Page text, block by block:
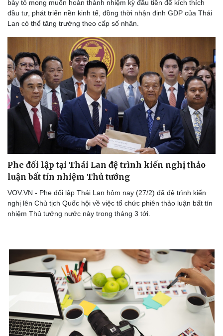
bày tỏ mong muốn hoàn thành nhiệm kỳ đầu tiên để kích thích
đầu tư, phát triển nền kinh tế, đồng thời nhận định GDP của Thái
Lan có thể tăng trưởng theo cấp số nhân.
Phe đối lập tại Thái Lan đệ trình kiến nghị thảo
luận bất tín nhiệm Thủ tướng
VOV.VN - Phe đối lập Thái Lan hôm nay (27/2) đã đệ trình kiến
nghị lên Chủ tịch Quốc hội về việc tổ chức phiên thảo luận bất tín
nhiệm Thủ tướng nước này trong tháng 3 tới.